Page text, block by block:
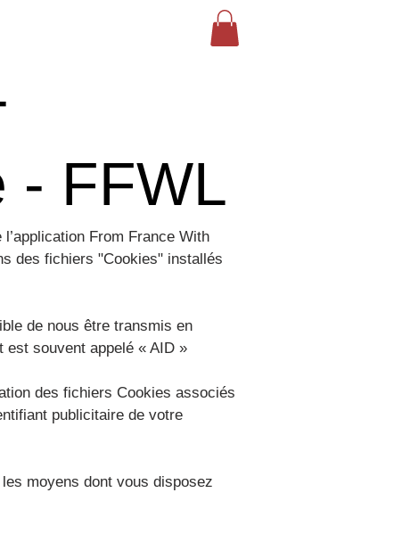
- FFWL
From France With
des fichiers "Cookies" installés
de nous être transmis en
souvent appelé « AID »
des fichiers Cookies associés
publicitaire de votre
moyens dont vous disposez